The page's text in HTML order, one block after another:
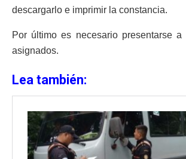
descargarlo e imprimir la constancia.
Por último es necesario presentarse
asignados.
Lea también: